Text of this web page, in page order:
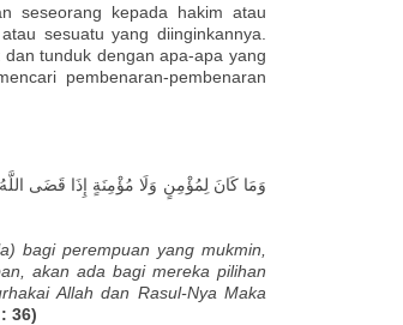
seseorang kepada hakim atau
sesuatu yang diinginkannya.
tunduk dengan apa-apa yang
pembenaran-pembenaran
bagi perempuan yang mukmin,
akan ada bagi mereka pilihan
Allah dan Rasul-Nya Maka
36)